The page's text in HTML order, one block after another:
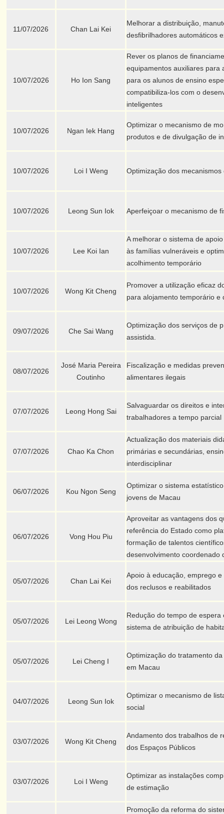
11/07/2026 Chan Lai Kei
Melhorar a distribuição,
desfibrilhadores automáticos
10/07/2026 Ho Ion Sang
Rever os planos de
equipamentos auxiliares para
para os alunos de ensino
compatibiliza-los com o
inteligentes
10/07/2026 Ngan Iek Hang
Optimizar o mecanismo de
produtos e de divulgação de
10/07/2026 Loi I Weng Optimização dos
10/07/2026 Leong Sun Iok Aperfeiçoar o mecanismo de
10/07/2026 Lee Koi Ian
A melhorar o sistema de
às famílias vulneráveis e
acolhimento temporário
10/07/2026 Wong Kit Cheng
Promover a utilização eficaz
para alojamento temporário e
09/07/2026 Che Sai Wang
Optimização dos serviços de
assistida.
08/07/2026
José Maria Pereira
Coutinho
Fiscalização e medidas
alimentares ilegais
07/07/2026 Leong Hong Sai
Salvaguardar os direitos e
trabalhadores a tempo parcial
07/07/2026 Chao Ka Chon
Actualização dos materiais
primárias e secundárias,
interdisciplinar
06/07/2026 Kou Ngon Seng
Optimizar o sistema
jovens de Macau
06/07/2026 Vong Hou Piu
Aproveitar as vantagens dos
referência do Estado como
formação de talentos
desenvolvimento coordenado
05/07/2026 Chan Lai Kei
Apoio à educação, emprego
dos reclusos e reabilitados
05/07/2026 Lei Leong Wong
Redução do tempo de
sistema de atribuição de
05/07/2026 Lei Cheng I
Optimização do tratamento
em Macau
04/07/2026 Leong Sun Iok
Optimizar o mecanismo de
social
03/07/2026 Wong Kit Cheng
Andamento dos trabalhos de
dos Espaços Públicos
03/07/2026 Loi I Weng
Optimizar as instalações
de estimação
Promoção da reforma do